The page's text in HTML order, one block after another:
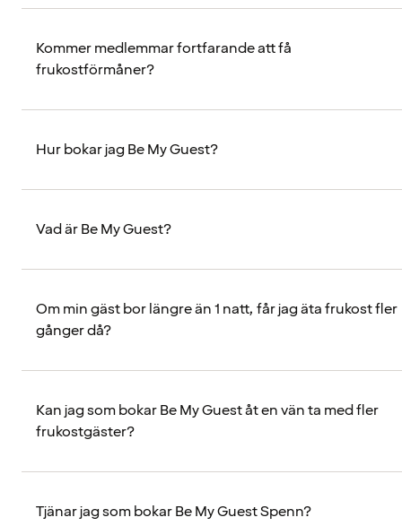
Kommer medlemmar fortfarande att få
frukostförmåner?
Hur bokar jag Be My Guest?
Vad är Be My Guest?
Om min gäst bor längre än 1 natt, får jag äta frukost fler
gånger då?
Kan jag som bokar Be My Guest åt en vän ta med fler
frukostgäster?
Tjänar jag som bokar Be My Guest Spenn?